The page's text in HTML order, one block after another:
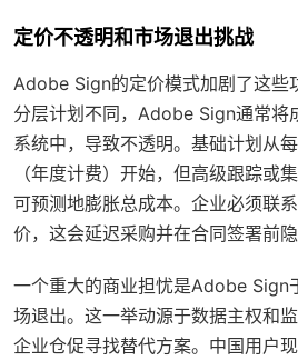
定价不透明和市场退出挑战
Adobe Sign的定价模式加剧了这些
分层计划不同，Adobe Sign通常将
系统中，导致不透明。基础计划从
（年度计费）开始，但高级跟踪或
可预测地膨胀总成本。企业必须联
价，这会延迟采购并在合同签署前隐
一个重大的商业担忧是Adobe Sign
场退出。这一举动源于数据主权和
企业仓促寻找替代方案。中国用户